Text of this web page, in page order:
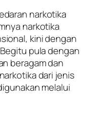
narkotika
narkotika
kini dengan
pula dengan
beragam dan
dari jenis
melalui